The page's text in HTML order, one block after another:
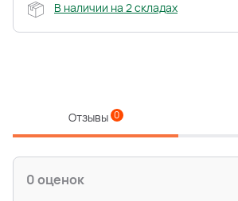
В наличии на 2 складах
Отзывы 0
0 оценок